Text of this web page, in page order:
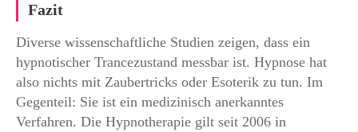
Fazit
Diverse wissenschaftliche Studien zeigen, dass ein
hypnotischer Trancezustand messbar ist. Hypnose hat
also nichts mit Zaubertricks oder Esoterik zu tun. Im
Gegenteil: Sie ist ein medizinisch anerkanntes
Verfahren. Die Hypnotherapie gilt seit 2006 in